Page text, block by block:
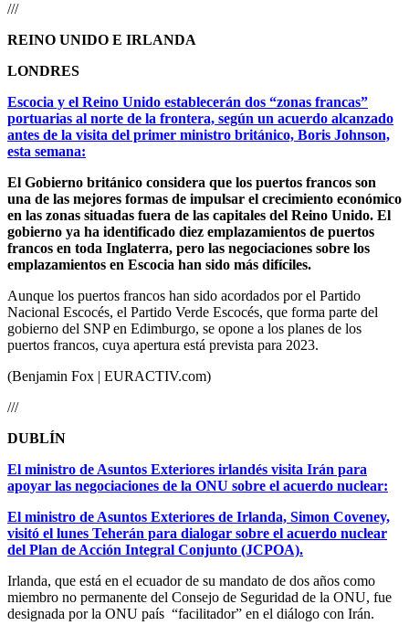
///
REINO UNIDO E IRLANDA
LONDRES
Escocia y el Reino Unido establecerán dos “zonas francas”
portuarias al norte de la frontera, según un acuerdo alcanzado
antes de la visita del primer ministro británico, Boris Johnson,
esta semana:
El Gobierno británico considera que los puertos francos son
una de las mejores formas de impulsar el crecimiento económico
en las zonas situadas fuera de las capitales del Reino Unido. El
gobierno ya ha identificado diez emplazamientos de puertos
francos en toda Inglaterra, pero las negociaciones sobre los
emplazamientos en Escocia han sido más difíciles.
Aunque los puertos francos han sido acordados por el Partido
Nacional Escocés, el Partido Verde Escocés, que forma parte del
gobierno del SNP en Edimburgo, se opone a los planes de los
puertos francos, cuya apertura está prevista para 2023.
(Benjamin Fox | EURACTIV.com)
///
DUBLÍN
El ministro de Asuntos Exteriores irlandés visita Irán para
apoyar las negociaciones de la ONU sobre el acuerdo nuclear:
El ministro de Asuntos Exteriores de Irlanda, Simon Coveney,
visitó el lunes Teherán para dialogar sobre el acuerdo nuclear
del Plan de Acción Integral Conjunto (JCPOA).
Irlanda, que está en el ecuador de su mandato de dos años como
miembro no permanente del Consejo de Seguridad de la ONU, fue
designada por la ONU país “facilitador” en el diálogo con Irán.